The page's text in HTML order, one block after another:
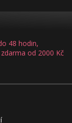
48 hodin,
od 2000 Kč